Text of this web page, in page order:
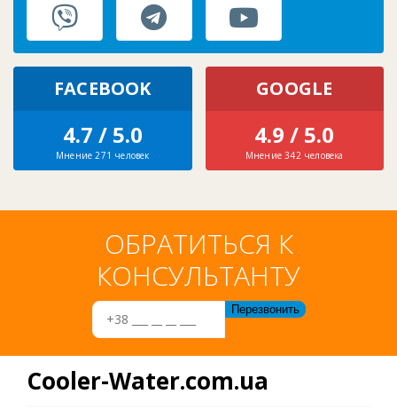
FACEBOOK
4.7 / 5.0
Мнение 271 человек
GOOGLE
4.9 / 5.0
Мнение 342 человека
ОБРАТИТЬСЯ К
КОНСУЛЬТАНТУ
Cooler-Water.com.ua